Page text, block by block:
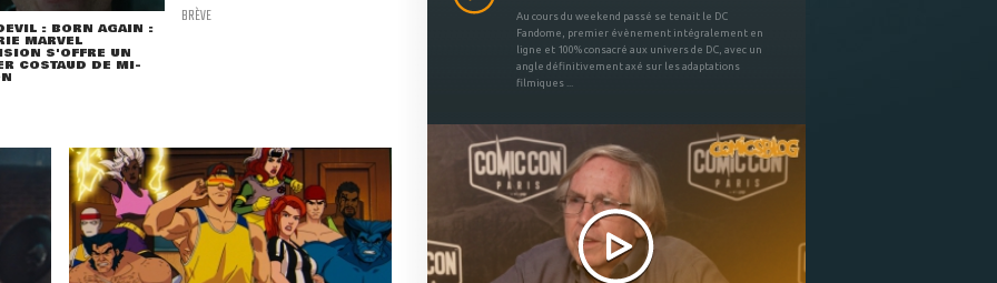
: BORN AGAIN :
MARVEL
S'OFFRE UN
COSTAUD DE MI-
BRÈVE
Au cours du weekend passé se tenait le DC
Fandome, premier évènement intégralement en
ligne et 100% consacré aux univers de DC, avec un
angle définitivement axé sur les adaptations
filmiques ...